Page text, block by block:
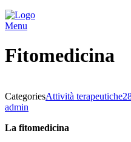
Menu
Fitomedicina
CategoriesAttività terapeutiche
admin
La fitomedicina